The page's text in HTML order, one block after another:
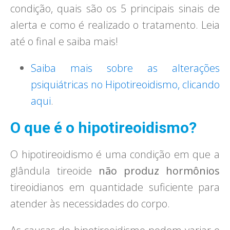
condição, quais são os 5 principais sinais de
alerta e como é realizado o tratamento. Leia
até o final e saiba mais!
Saiba mais sobre as alterações
psiquiátricas no Hipotireoidismo, clicando
aqui.
O que é o hipotireoidismo?
O hipotireoidismo é uma condição em que a
glândula tireoide não produz hormônios
tireoidianos em quantidade suficiente para
atender às necessidades do corpo.